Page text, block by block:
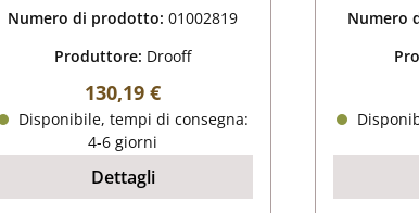
Numero di prodotto:01002819
Produttore: Drooff
Prezzo normale:
130,19 €
Disponibile, tempi di consegna:
4-6 giorni
Dettagli
Numero